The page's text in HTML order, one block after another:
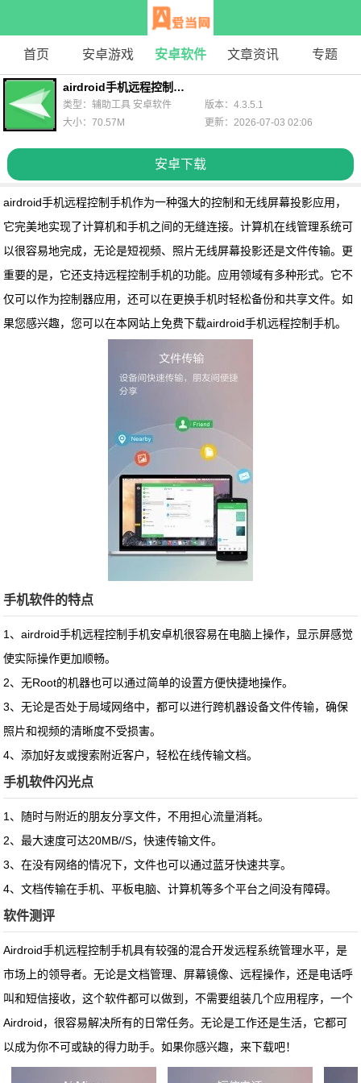
首页 安卓游戏 安卓软件 文章资讯 专题
airdroid手机远程控制手机
安卓下载
类型：辅助工具 安卓软件
版本：4.3.5.1
大小：70.57M
更新：2026-07-03 02:06
airdroid手机远程控制手机作为一种强大的控制和无线屏幕投影应用，
它完美地实现了计算机和手机之间的无缝连接。计算机在线管理系统可
以很容易地完成，无论是短视频、照片无线屏幕投影还是文件传输。更
重要的是，它还支持远程控制手机的功能。应用领域有多种形式。它不
仅可以作为控制器应用，还可以在更换手机时轻松备份和共享文件。如
果您感兴趣，您可以在本网站上免费下载airdroid手机远程控制手机。
手机软件的特点
1、airdroid手机远程控制手机安卓机很容易在电脑上操作，显示屏感觉
使实际操作更加顺畅。
2、无Root的机器也可以通过简单的设置方便快捷地操作。
3、无论是否处于局域网络中，都可以进行跨机器设备文件传输，确保
照片和视频的清晰度不受损害。
4、添加好友或搜索附近客户，轻松在线传输文档。
手机软件闪光点
1、随时与附近的朋友分享文件，不用担心流量消耗。
2、最大速度可达20MB//S，快速传输文件。
3、在没有网络的情况下，文件也可以通过蓝牙快速共享。
4、文档传输在手机、平板电脑、计算机等多个平台之间没有障碍。
软件测评
Airdroid手机远程控制手机具有较强的混合开发远程系统管理水平，是
市场上的领导者。无论是文档管理、屏幕镜像、远程操作，还是电话呼
叫和短信接收，这个软件都可以做到，不需要组装几个应用程序，一个
Airdroid，很容易解决所有的日常任务。无论是工作还是生活，它都可
以成为你不可或缺的得力助手。如果你感兴趣，来下载吧！